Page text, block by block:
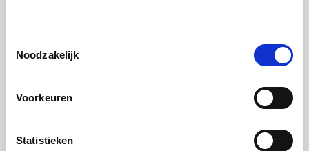
Noodzakelijk
Voorkeuren
Statistieken
die voortkomt uit de Europese NIS 2.0. Deze wet
stelt aanvullende eisen voor Nederland, zoals de
meldplicht bij ernstige cyberincidenten en verplichte
aan een AmvB om de laatste details op nationaal
niveau duidelijk vast te leggen. Door nu al de BIO 2
en NIS 2.0 te combineren, voldoet u grotendeels
aan deze nieuwe verplichtingen.